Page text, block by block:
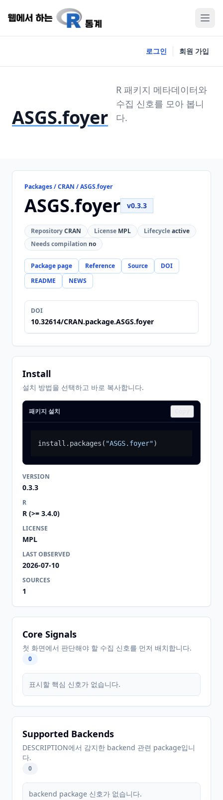
로그인 회원 가입
ASGS.foyer
R 패키지 메타데이터와
수집 신호를 모아 봅니
다.
Packages / CRAN / ASGS.foyer
ASGS.foyer v0.3.3
RepositoryCRAN License MPL Lifecycleactive
Needs compilation no
Package page Reference Source
DOI
README
NEWS
DOI
10.32614/CRAN.package.ASGS.foyer
Install
설치 방법을 선택하고 바로 복사합니다.
패키지 설치
install.packages ( "ASGS.foyer")
VERSION
0.3.3
R
R (>= 3.4.0)
LICENSE
MPL
LAST OBSERVED
2026-07-10
SOURCES
1
Core Signals
첫 화면에서 판단해야 할 수집 신호를 먼저 배치합니다.
0
표시할 핵심 신호가 없습니다.
Supported Backends
DESCRIPTION에서 감지한 backend 관련 package입니
다.
0
backend package 신호가 없습니다.